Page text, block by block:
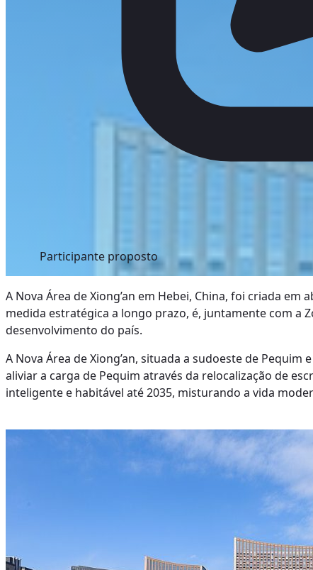
Participante proposto
A Nova Área de Xiong’an em Hebei, China, foi criada
medida estratégica a longo prazo, é, juntamente com a
desenvolvimento do país.
A Nova Área de Xiong’an, situada a sudoeste de
aliviar a carga de Pequim através da relocalização de
inteligente e habitável até 2035, misturando a vida